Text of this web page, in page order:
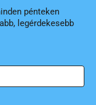
pénteken
legérdekesebb